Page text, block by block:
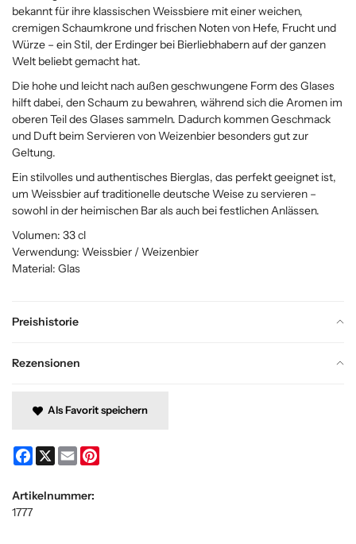
Preishistorie
Rezensionen
bekannt für ihre klassischen Weissbiere mit einer weichen,
cremigen Schaumkrone und frischen Noten von Hefe, Frucht und
Würze – ein Stil, der Erdinger bei Bierliebhabern auf der ganzen
Welt beliebt gemacht hat.
Die hohe und leicht nach außen geschwungene Form des Glases
hilft dabei, den Schaum zu bewahren, während sich die Aromen im
oberen Teil des Glases sammeln. Dadurch kommen Geschmack
und Duft beim Servieren von Weizenbier besonders gut zur
Geltung.
Ein stilvolles und authentisches Bierglas, das perfekt geeignet ist,
um Weissbier auf traditionelle deutsche Weise zu servieren –
sowohl in der heimischen Bar als auch bei festlichen Anlässen.
Volumen: 33 cl
Verwendung: Weissbier / Weizenbier
Material: Glas
Als Favorit speichern
Facebook
X Email
Artikelnummer:
1777